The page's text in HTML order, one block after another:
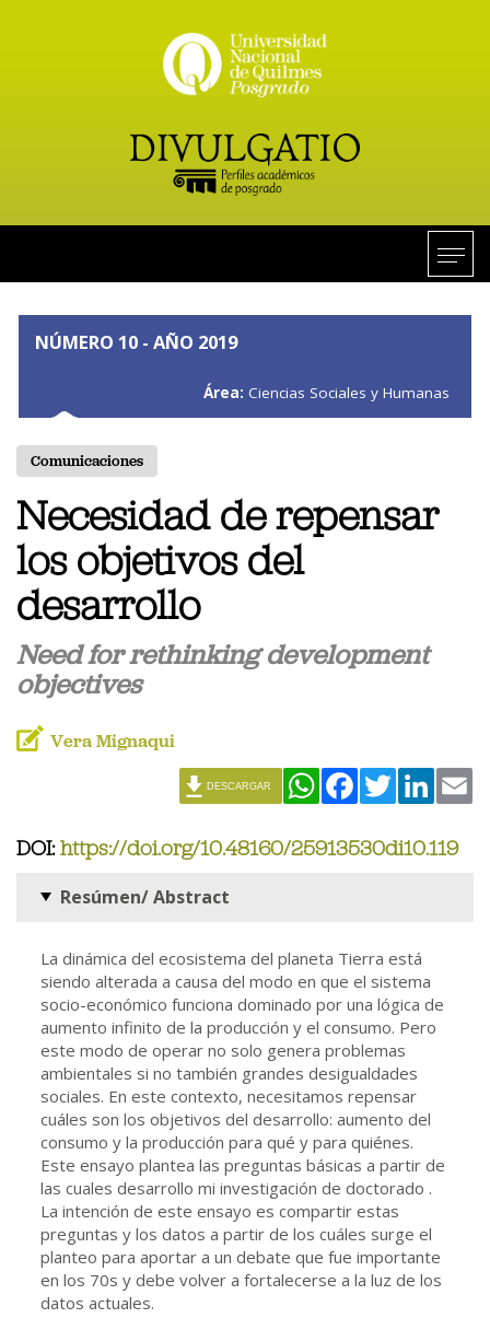
NÚMERO 10 - AÑO 2019
Área: Ciencias Sociales y Humanas
Comunicaciones
Necesidad de repensar
los objetivos del
desarrollo
Need for rethinking development
objectives
Vera Mignaqui
WhatsAppFacebookTwitter
DESCARGAR
DOI: https://doi.org/10.48160/25913530di10.119
Resúmen/ Abstract
La dinámica del ecosistema del planeta Tierra está
siendo alterada a causa del modo en que el sistema
socio-económico funciona dominado por una lógica de
aumento infinito de la producción y el consumo. Pero
este modo de operar no solo genera problemas
ambientales si no también grandes desigualdades
sociales. En este contexto, necesitamos repensar
cuáles son los objetivos del desarrollo: aumento del
consumo y la producción para qué y para quiénes.
Este ensayo plantea las preguntas básicas a partir de
las cuales desarrollo mi investigación de doctorado .
La intención de este ensayo es compartir estas
preguntas y los datos a partir de los cuáles surge el
planteo para aportar a un debate que fue importante
en los 70s y debe volver a fortalecerse a la luz de los
datos actuales.